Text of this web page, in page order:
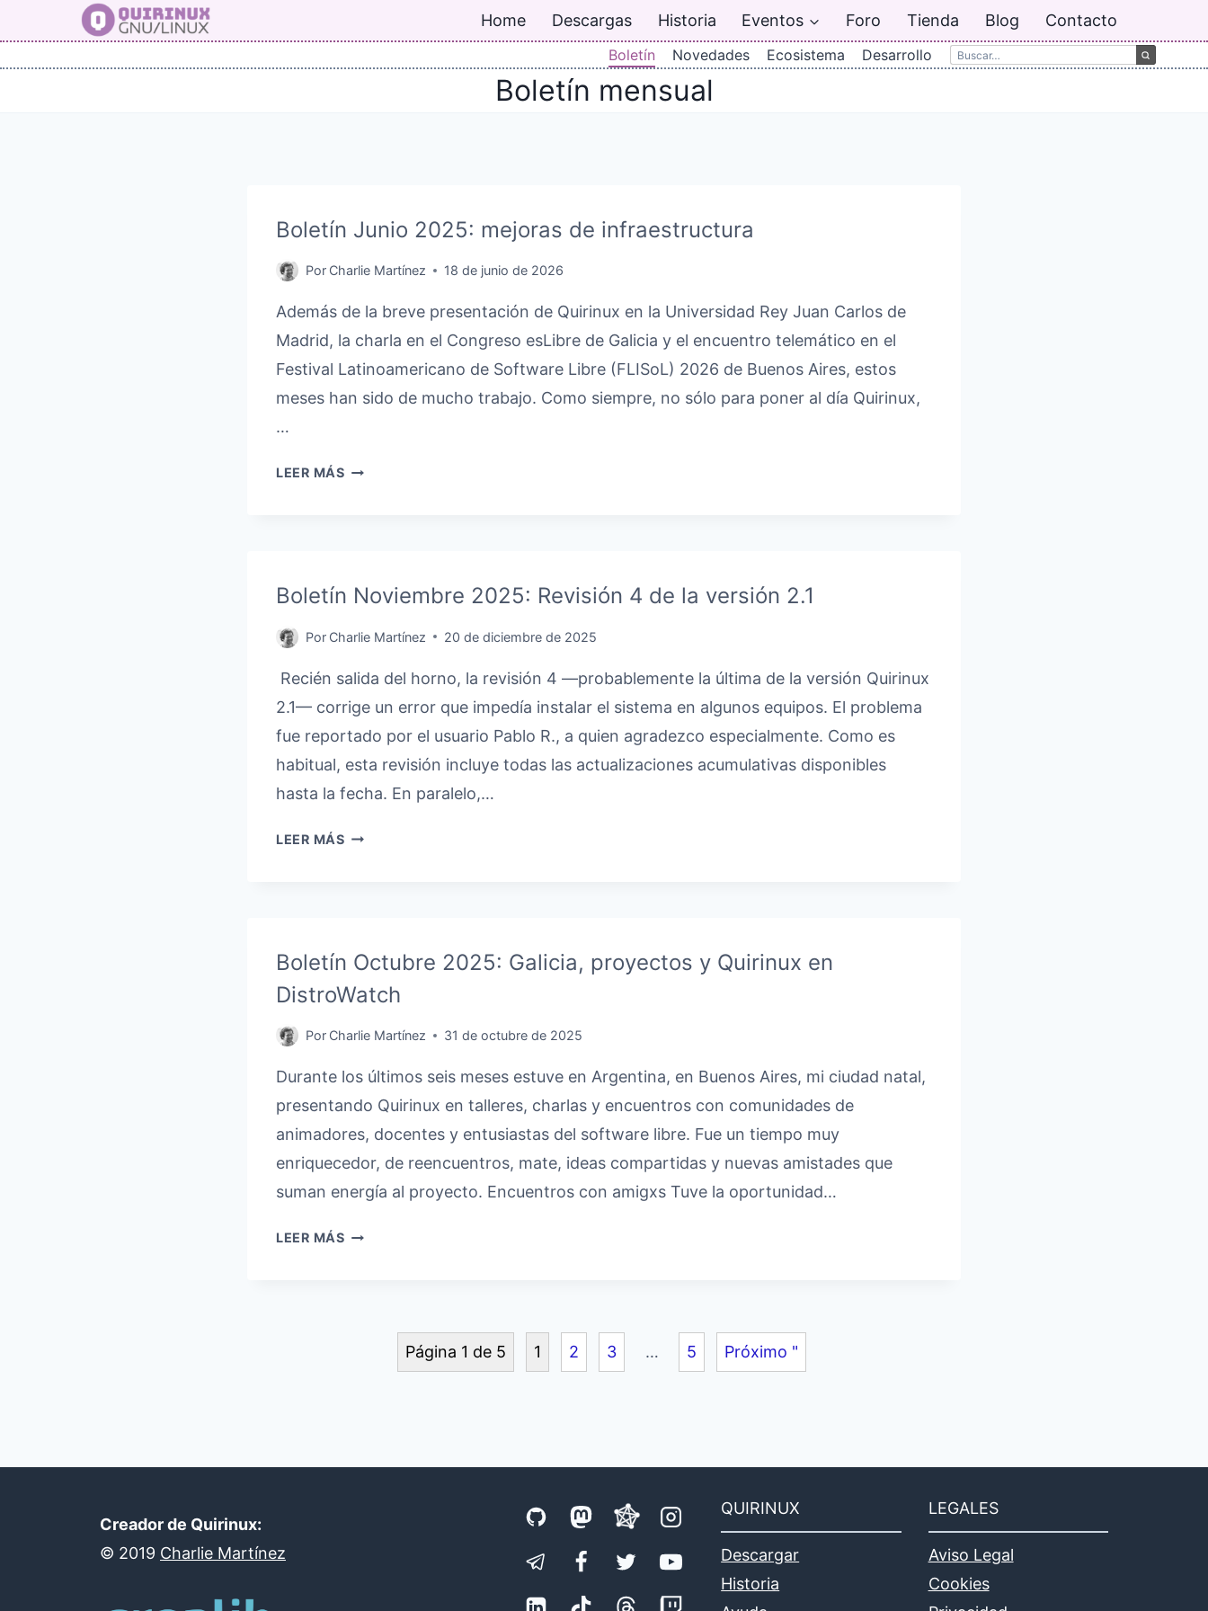
al
contenido
Home Descargas Historia Eventos Foro Tienda Blog Contacto
Boletín Novedades Ecosistema Desarrollo
Boletín mensual
Boletín Junio 2025: mejoras de infraestructura
Por Charlie Martínez 18 de junio de 2026
Además de la breve presentación de Quirinux en la Universidad Rey Juan Carlos de
Madrid, la charla en el Congreso esLibre de Galicia y el encuentro telemático en el
Festival Latinoamericano de Software Libre (FLISoL) 2026 de Buenos Aires, estos
meses han sido de mucho trabajo. Como siempre, no sólo para poner al día Quirinux,
…
LEER MÁSBOLETÍN
Boletín Noviembre 2025: Revisión 4 de la versión 2.1
Por Charlie Martínez 20 de diciembre de 2025
Recién salida del horno, la revisión 4 —probablemente la última de la versión Quirinux
2.1— corrige un error que impedía instalar el sistema en algunos equipos. El problema
fue reportado por el usuario Pablo R., a quien agradezco especialmente. Como es
habitual, esta revisión incluye todas las actualizaciones acumulativas disponibles
hasta la fecha. En paralelo,…
LEER MÁSBOLETÍN
LA
VERSIÓN
Boletín Octubre 2025: Galicia, proyectos y Quirinux en
DistroWatch
Por Charlie Martínez 31 de octubre de 2025
Durante los últimos seis meses estuve en Argentina, en Buenos Aires, mi ciudad natal,
presentando Quirinux en talleres, charlas y encuentros con comunidades de
animadores, docentes y entusiastas del software libre. Fue un tiempo muy
enriquecedor, de reencuentros, mate, ideas compartidas y nuevas amistades que
suman energía al proyecto. Encuentros con amigxs Tuve la oportunidad…
LEER MÁSBOLETÍN
QUIRINUX
Página 1 de 5 1 2 3 … 5 Próximo "
Creador de Quirinux:
© 2019 Charlie Martínez
QUIRINUX
Descargar
Historia
LEGALES
Aviso Legal
Cookies